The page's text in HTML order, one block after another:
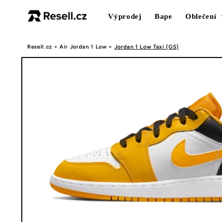
obsahu
Výprodej Bape Oblečení
Resell.cz > Air Jordan 1 Low > Jordan 1 Low Taxi (GS)
Přejít na